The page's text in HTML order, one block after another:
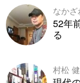
なかざ
52年
る
村松